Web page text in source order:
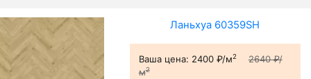
Ланьхуа 60359SH
Ваша цена: 2400 ₽/м2
2640 ₽/
м2